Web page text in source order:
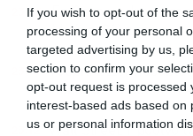
If you wish to opt-out of the
processing of your personal
targeted advertising by us,
section to confirm your
opt-out request is processed
interest-based ads based on
us or personal information
23:25 Επίθεση με drone σε
Μαύρη Θάλασσα
23:18 Τουρκία: Δεν
Πακιστάν – Σαουδική
23:12 Wall Street: Πράσινο